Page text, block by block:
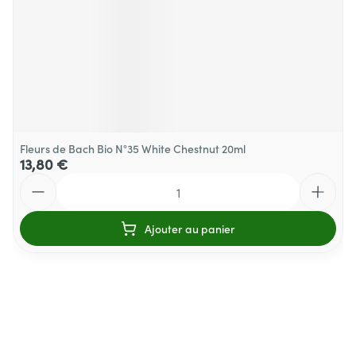
Fleurs de Bach Bio N°35 White Chestnut 20ml
13,80 €
Ajouter au panier